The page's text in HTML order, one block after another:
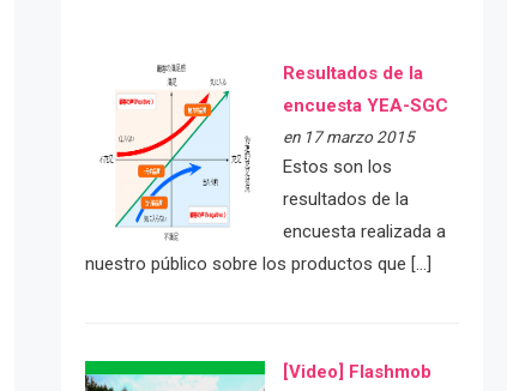
Resultados de la
encuesta YEA-SGC
en 17 marzo 2015
Estos son los
resultados de la
encuesta realizada a
nuestro público sobre los productos que […]
[Video] Flashmob